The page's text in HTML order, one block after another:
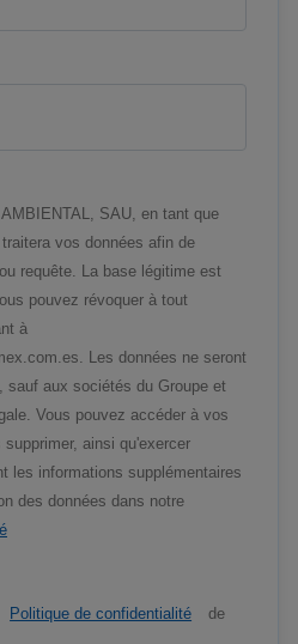
SAU, en tant que
vos données afin de
requête. La base légitime est
pouvez révoquer à tout
à
Les données ne seront
sauf aux sociétés du Groupe et
Vous pouvez accéder à vos
ainsi qu'exercer
les informations supplémentaires
des données dans notre
Politique de confidentialité
de